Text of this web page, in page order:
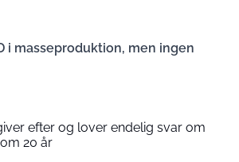
i masseproduktion, men ingen
efter og lover endelig svar om
20 år